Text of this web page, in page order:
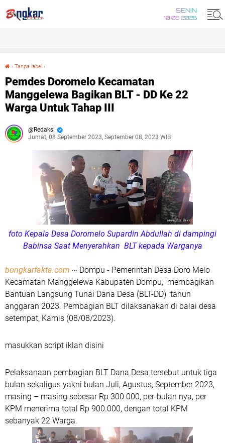
SENIN
10 08 2026
› Tanpa label ›
Pemdes Doromelo Kecamatan
Manggelewa Bagikan BLT - DD Ke 22
Warga Untuk Tahap III
Redaksi
Jumat, 08 September 2023, September 08, 2023 WIB
foto Kepala Desa Doromelo Supardin Abdullah di dampingi
Babinsa Saat Menyerahkan BLT kepada Warganya
bongkarfakta.com ~ Dompu - Pemerintah Desa Doro Melo
Kecamatan Manggelewa Kabupatèn Dompu, membagikan
Bantuan Langsung Tunai Dana Desa (BLT-DD) tahun
anggaran 2023. Pembagian BLT dilaksanakan di balai desa
setempat, Kamis (08/08/2023).
masukkan script iklan disini
Pelaksanaan pembagian BLT Dana Desa tersebut untuk tiga
bulan sekaligus yakni bulan Juli, Agustus, September 2023,
masing – masing sebesar Rp 300.000, per-bulan nya, per
KPM menerima total Rp 900.000, dengan total KPM
sebanyak 22 Warga.